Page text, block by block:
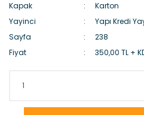
Kapak
Karton
Yayinci
Yapı Kredi
Sayfa
238
Fiyat
350,00 TL +